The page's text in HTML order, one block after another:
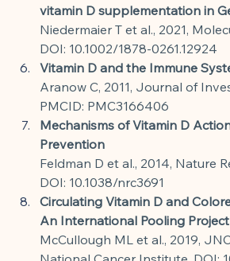
vitamin D supplementation in
Niedermaier T et al., 2021,
DOI: 10.1002/1878-0261.12924
Vitamin D and the Immune
Aranow C, 2011, Journal of
PMCID: PMC3166406
Mechanisms of Vitamin D
Prevention
Feldman D et al., 2014, Nature
DOI: 10.1038/nrc3691
Circulating Vitamin D and
An International Pooling Project
McCullough ML et al., 2019,